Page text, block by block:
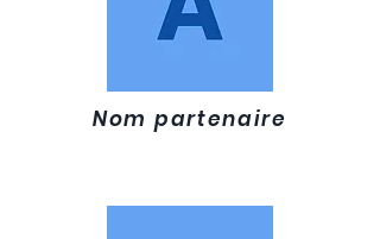
Nom partenaire